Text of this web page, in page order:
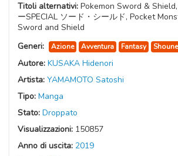
Titoli alternativi: Pokemon Sword &
ーSPECIAL ソード・シールド, Pocket
Sword and Shield
Generi:
Azione Avventura Fantasy
Autore: KUSAKA Hidenori
Artista: YAMAMOTO Satoshi
Tipo: Manga
Stato: Droppato
Visualizzazioni: 150857
Anno di uscita: 2019